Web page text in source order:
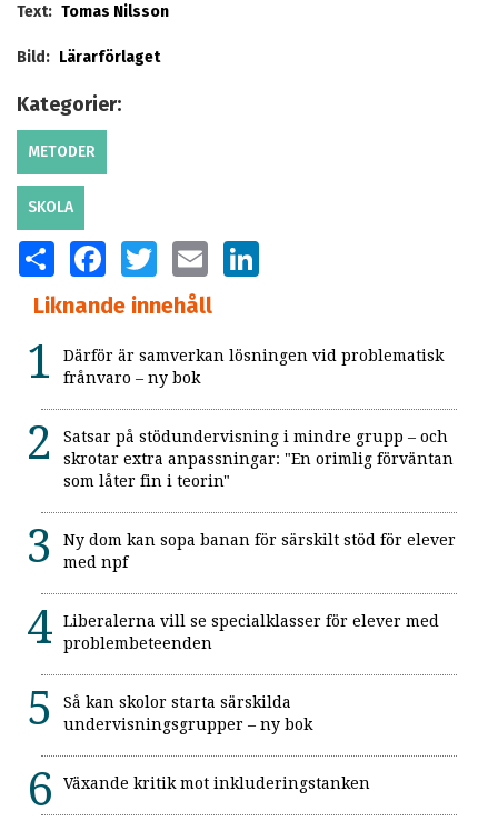
Text: Tomas Nilsson
Bild: Lärarförlaget
Kategorier:
METODER
SKOLA
SHARE FACEBOOKTWITTER EMAIL
Liknande innehåll
Därför är samverkan lösningen vid problematisk
frånvaro – ny bok
Satsar på stödundervisning i mindre grupp – och
skrotar extra anpassningar: "En orimlig förväntan
som låter fin i teorin"
Ny dom kan sopa banan för särskilt stöd för elever
med npf
Liberalerna vill se specialklasser för elever med
problembeteenden
Så kan skolor starta särskilda
undervisningsgrupper – ny bok
Växande kritik mot inkluderingstanken